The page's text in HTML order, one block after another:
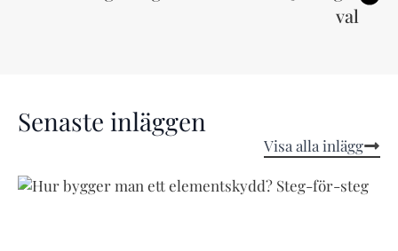
val
Senaste inläggen
Visa alla inlägg